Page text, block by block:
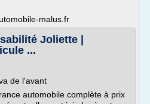
malus.fr
Joliette |
...
de l'avant
automobile complète à prix